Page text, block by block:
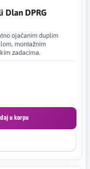
Dlan DPRG
ojačanim duplim
montažnim
zadacima.
u korpu